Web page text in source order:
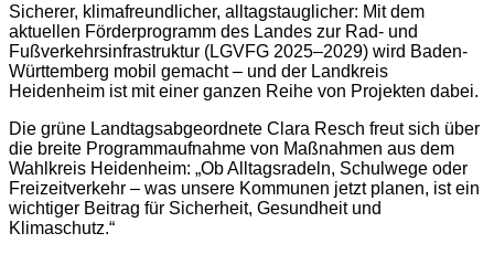
Sicherer, klimafreundlicher, alltagstauglicher: Mit dem
aktuellen Förderprogramm des Landes zur Rad- und
Fußverkehrsinfrastruktur (LGVFG 2025–2029) wird Baden-
Württemberg mobil gemacht – und der Landkreis
Heidenheim ist mit einer ganzen Reihe von Projekten dabei.
Die grüne Landtagsabgeordnete Clara Resch freut sich über
die breite Programmaufnahme von Maßnahmen aus dem
Wahlkreis Heidenheim: „Ob Alltagsradeln, Schulwege oder
Freizeitverkehr – was unsere Kommunen jetzt planen, ist ein
wichtiger Beitrag für Sicherheit, Gesundheit und
Klimaschutz.“